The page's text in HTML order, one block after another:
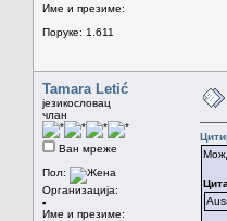
Име и презиме:
Поруке: 1.611
Tamara Letić
језикословац
члан
Ван мреже
Пол:
Организација:
-
Име и презиме: